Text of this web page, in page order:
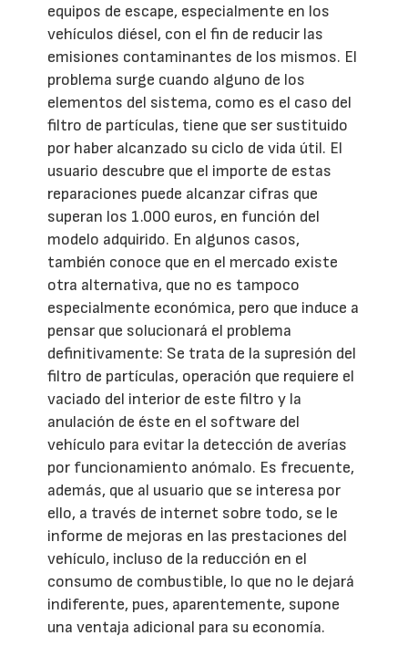
equipos de escape, especialmente en los
vehículos diésel, con el fin de reducir las
emisiones contaminantes de los mismos. El
problema surge cuando alguno de los
elementos del sistema, como es el caso del
filtro de partículas, tiene que ser sustituido
por haber alcanzado su ciclo de vida útil. El
usuario descubre que el importe de estas
reparaciones puede alcanzar cifras que
superan los 1.000 euros, en función del
modelo adquirido. En algunos casos,
también conoce que en el mercado existe
otra alternativa, que no es tampoco
especialmente económica, pero que induce a
pensar que solucionará el problema
definitivamente: Se trata de la supresión del
filtro de partículas, operación que requiere el
vaciado del interior de este filtro y la
anulación de éste en el software del
vehículo para evitar la detección de averías
por funcionamiento anómalo. Es frecuente,
además, que al usuario que se interesa por
ello, a través de internet sobre todo, se le
informe de mejoras en las prestaciones del
vehículo, incluso de la reducción en el
consumo de combustible, lo que no le dejará
indiferente, pues, aparentemente, supone
una ventaja adicional para su economía.